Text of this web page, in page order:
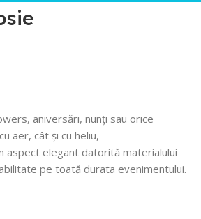
aniversări, nunți sau orice
aer, cât și cu heliu,
aspect elegant datorită materialului
pe toată durata evenimentului.